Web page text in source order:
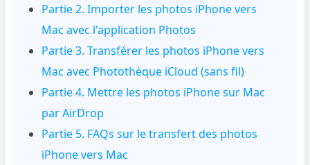
Partie 2. Importer les photos iPhone vers
Mac avec l'application Photos
Partie 3. Transférer les photos iPhone vers
Mac avec Photothèque iCloud (sans fil)
Partie 4. Mettre les photos iPhone sur Mac
par AirDrop
Partie 5. FAQs sur le transfert des photos
iPhone vers Mac